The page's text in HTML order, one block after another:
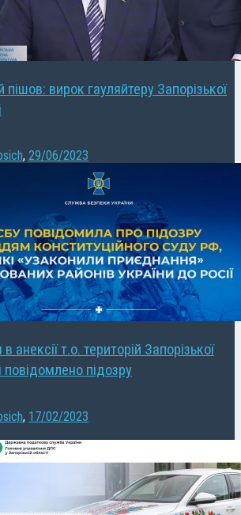
вирок гауляйтеру Запорізької
, 29/06/2023
анексії т.о. територій Запорізької
повідомлено підозру
, 17/02/2023